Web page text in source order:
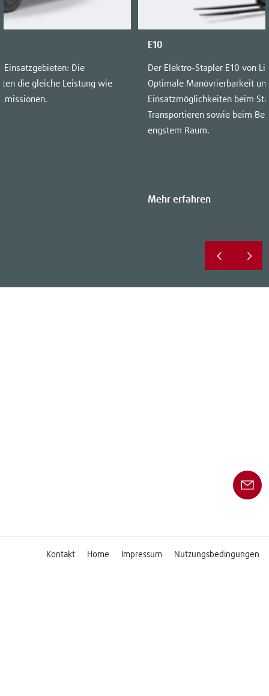
Die
die gleiche Leistung wie
E10
Der Elektro-Stapler E10 von
Optimale Manövrierbarkeit
Einsatzmöglichkeiten beim
Transportieren sowie beim
engstem Raum.
Mehr erfahren
Kontakt Home Impressum Nutzungsbedingungen